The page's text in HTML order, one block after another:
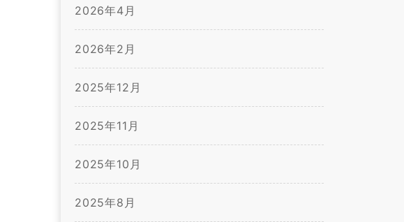
2026年4月
2026年2月
2025年12月
2025年11月
2025年10月
2025年8月